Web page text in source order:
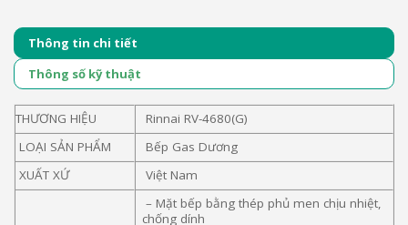
Thông tin chi tiết
Thông số kỹ thuật
THƯƠNG HIỆU
Rinnai RV-4680(G)
LOẠI SẢN PHẨM
Bếp Gas Dương
XUẤT XỨ
Việt Nam
– Mặt bếp bằng thép phủ men chịu nhiệt,
chống dính